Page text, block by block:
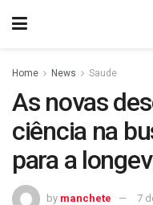
Home News Saude
As novas
ciência na
para a
by manchete 7